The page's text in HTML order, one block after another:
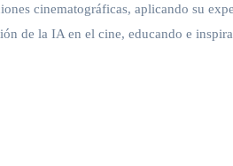
cinematográficas, aplicando su
de la IA en el cine, educando e